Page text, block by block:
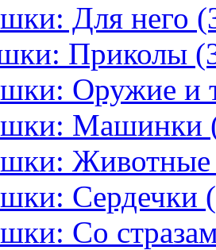
Для него
Приколы
Оружие и
Машинки
Животные
Сердечки
Со